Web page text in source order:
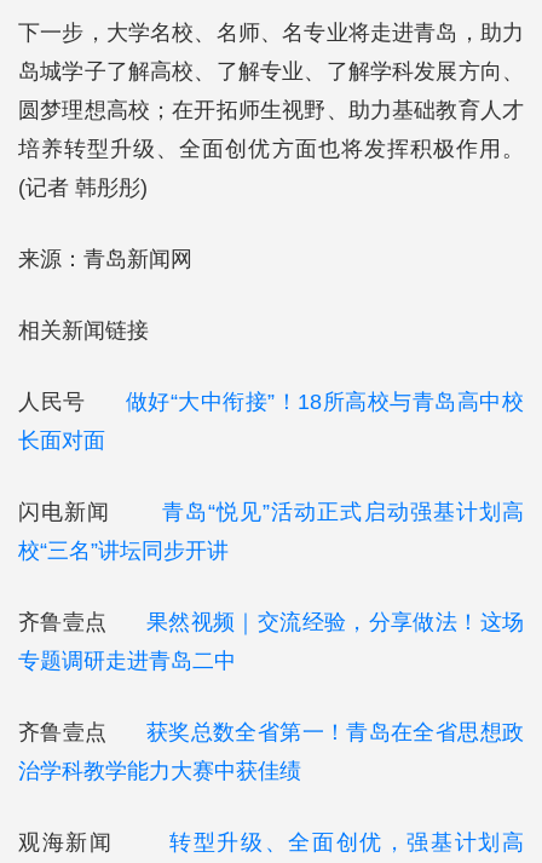
下一步，大学名校、名师、名专业将走进青岛，助力
岛城学子了解高校、了解专业、了解学科发展方向、
圆梦理想高校；在开拓师生视野、助力基础教育人才
培养转型升级、全面创优方面也将发挥积极作用。
(记者 韩彤彤)
来源：青岛新闻网
相关新闻链接
人民号 做好“大中衔接”！18所高校与青岛高中校
长面对面
闪电新闻
青岛“悦见”活动正式启动强基计划高
校“三名”讲坛同步开讲
齐鲁壹点 果然视频｜交流经验，分享做法！这场
专题调研走进青岛二中
齐鲁壹点 获奖总数全省第一！青岛在全省思想政
治学科教学能力大赛中获佳绩
观海新闻转型升级、全面创优，强基计划高